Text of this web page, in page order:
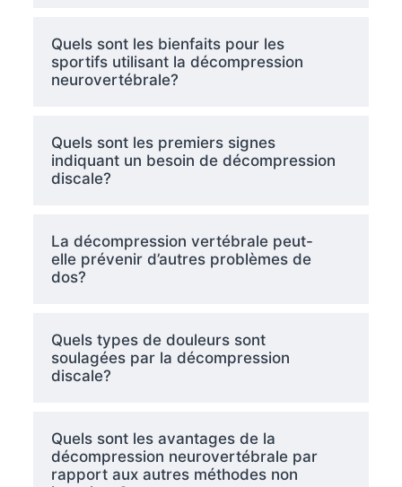
Quels sont les bienfaits pour les
sportifs utilisant la décompression
neurovertébrale?
Quels sont les premiers signes
indiquant un besoin de décompression
discale?
La décompression vertébrale peut-
elle prévenir d’autres problèmes de
dos?
Quels types de douleurs sont
soulagées par la décompression
discale?
Quels sont les avantages de la
décompression neurovertébrale par
rapport aux autres méthodes non